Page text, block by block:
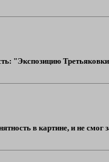
"Экспозицию Третьяковки
в картине, и не